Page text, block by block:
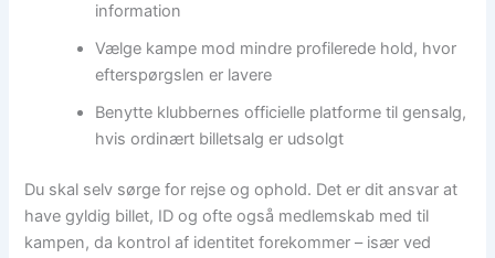
information
Vælge kampe mod mindre profilerede hold, hvor
efterspørgslen er lavere
Benytte klubbernes officielle platforme til gensalg,
hvis ordinært billetsalg er udsolgt
Du skal selv sørge for rejse og ophold. Det er dit ansvar at
have gyldig billet, ID og ofte også medlemskab med til
kampen, da kontrol af identitet forekommer – især ved